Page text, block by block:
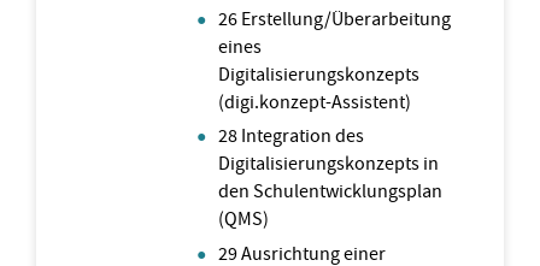
26 Erstellung/Überarbeitung
eines
Digitalisierungskonzepts
(digi.konzept-Assistent)
28 Integration des
Digitalisierungskonzepts in
den Schulentwicklungsplan
(QMS)
29 Ausrichtung einer